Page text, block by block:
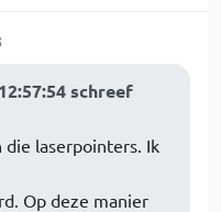
schreef
die laserpointers. Ik
Op deze manier